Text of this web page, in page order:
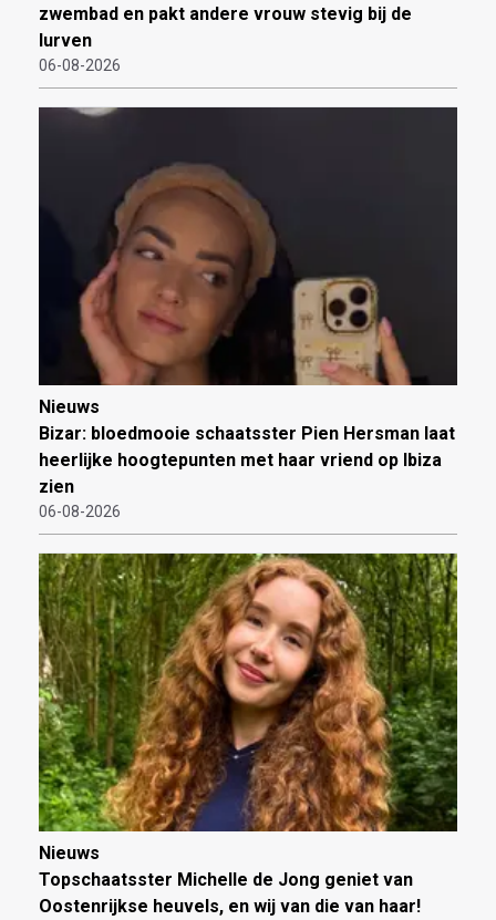
zwembad en pakt andere vrouw stevig bij de
lurven
06-08-2026
Nieuws
Bizar: bloedmooie schaatsster Pien Hersman laat
heerlijke hoogtepunten met haar vriend op Ibiza
zien
06-08-2026
Nieuws
Topschaatsster Michelle de Jong geniet van
Oostenrijkse heuvels, en wij van die van haar!